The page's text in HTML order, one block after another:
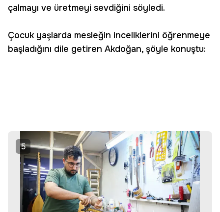
çalmayı ve üretmeyi sevdiğini söyledi.
Çocuk yaşlarda mesleğin inceliklerini öğrenmeye
başladığını dile getiren Akdoğan, şöyle konuştu:
5